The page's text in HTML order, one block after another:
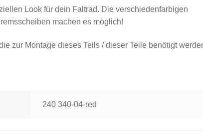
Look für dein Faltrad. Die verschiedenfarbigen
machen es möglich!
zur Montage dieses Teils / dieser Teile benötigt
240 340-04-red